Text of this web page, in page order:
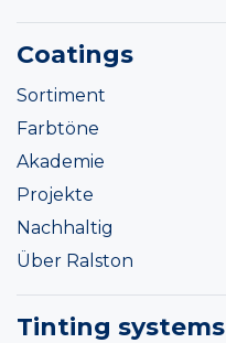
Coatings
Sortiment
Farbtöne
Akademie
Projekte
Nachhaltig
Über Ralston
Tinting systems